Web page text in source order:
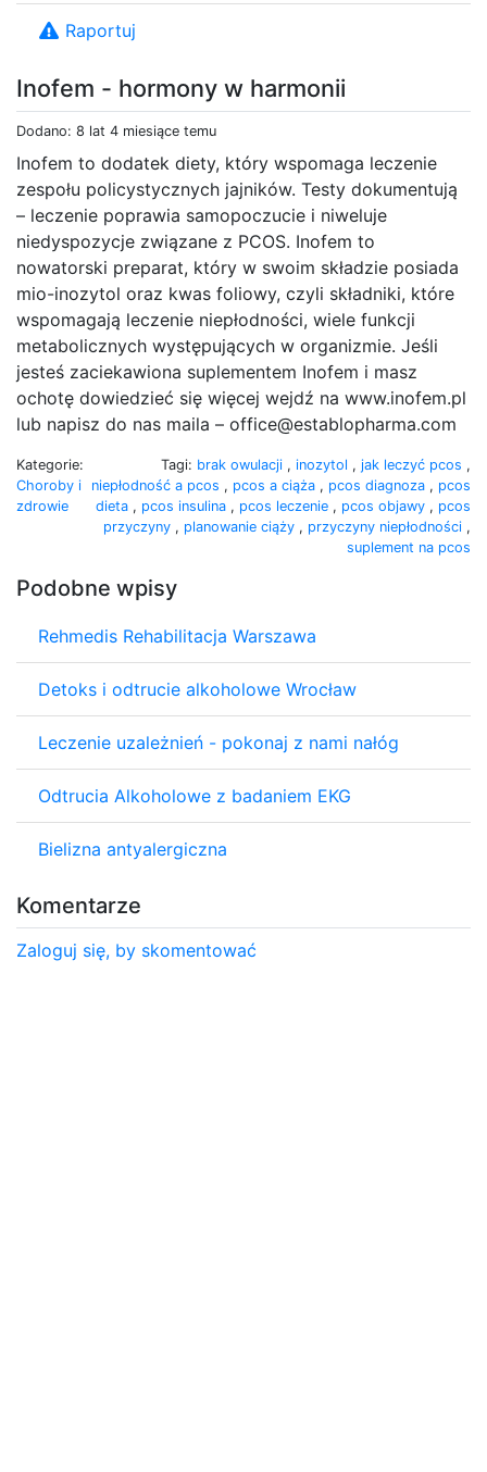
Inofem - hormony w harmonii
Dodano: 8 lat 4 miesiące temu
Inofem to dodatek diety, który wspomaga leczenie
zespołu policystycznych jajników. Testy dokumentują
– leczenie poprawia samopoczucie i niweluje
niedyspozycje związane z PCOS. Inofem to
nowatorski preparat, który w swoim składzie posiada
mio-inozytol oraz kwas foliowy, czyli składniki, które
wspomagają leczenie niepłodności, wiele funkcji
metabolicznych występujących w organizmie. Jeśli
jesteś zaciekawiona suplementem Inofem i masz
ochotę dowiedzieć się więcej wejdź na www.inofem.pl
lub napisz do nas maila – office@establopharma.com
Kategorie:
Choroby i
zdrowie
Tagi: brak owulacji , inozytol , jak leczyć pcos ,
niepłodność a pcos , pcos a ciąża , pcos diagnoza , pcos
dieta , pcos insulina , pcos leczenie , pcos objawy , pcos
przyczyny , planowanie ciąży , przyczyny niepłodności ,
suplement na pcos
Podobne wpisy
Rehmedis Rehabilitacja Warszawa
Detoks i odtrucie alkoholowe Wrocław
Leczenie uzależnień - pokonaj z nami nałóg
Odtrucia Alkoholowe z badaniem EKG
Bielizna antyalergiczna
Komentarze
Zaloguj się, by skomentować
Raportuj